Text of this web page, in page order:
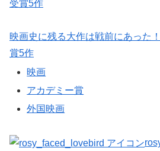
映画史に残る大作は戦前にあった
賞5作
映画
アカデミー賞
外国映画